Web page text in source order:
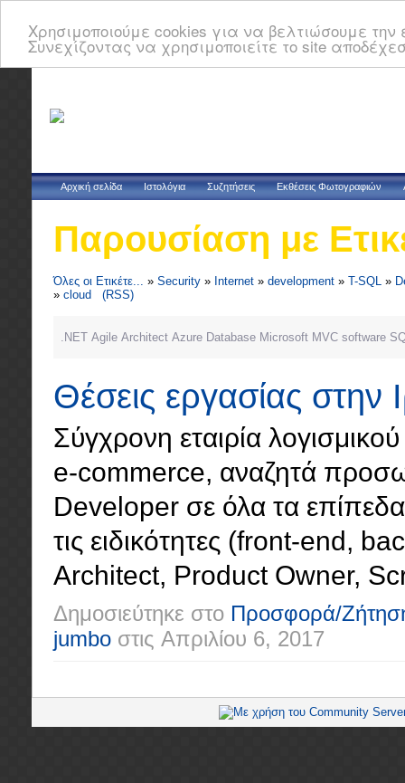
Χρησιμοποιούμε cookies για να βελτιώσουμε
Συνεχίζοντας να χρησιμοποιείτε το site
Αρχική σελίδα Ιστολόγια Συζητήσεις Εκθέσεις Φωτογραφιών
Παρουσίαση με
Όλες οι Ετικέτε... » Security » Internet » development » T-SQL »
» cloud (RSS)
.NET Agile Architect Azure Database Microsoft MVC software
Θέσεις εργασίας στην
Σύγχρονη εταιρία
e-commerce, αναζητά
Developer σε όλα τα
τις ειδικότητες (front-end,
Architect, Product Owner,
Δημοσιεύτηκε στο Προσφορά/
jumbo στις Απριλίου 6, 2017